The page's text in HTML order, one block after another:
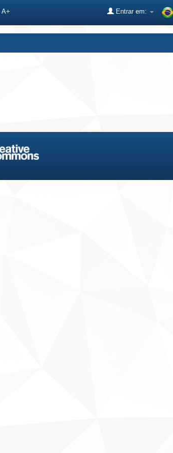
A+ Entrar em: